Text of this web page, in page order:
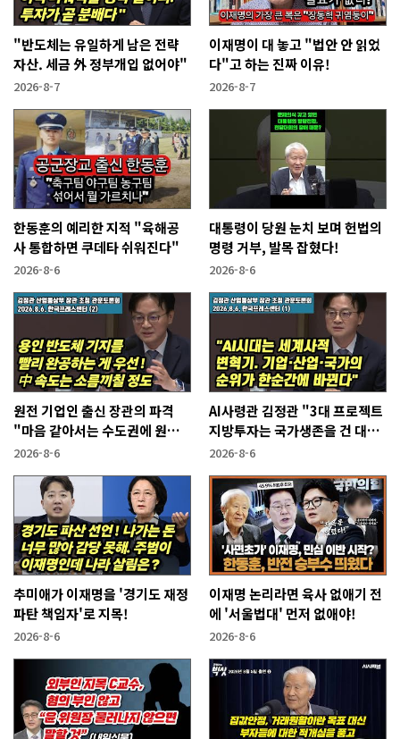
"반도체는 유일하게 남은 전략
자산. 세금 外 정부개입 없어야"
2026-8-7
이재명이 대 놓고 "법안 안 읽었
다"고 하는 진짜 이유!
2026-8-7
한동훈의 예리한 지적 "육해공
사 통합하면 쿠데타 쉬워진다"
2026-8-6
대통령이 당원 눈치 보며 헌법의
명령 거부, 발목 잡혔다!
2026-8-6
원전 기업인 출신 장관의 파격
"마음 같아서는 수도권에 원전
짓고싶다"
2026-8-6
AI사령관 김정관 "3대 프로젝트
지방투자는 국가생존을 건 대전
략"
2026-8-6
추미애가 이재명을 '경기도 재정
파탄 책임자'로 지목!
2026-8-6
이재명 논리라면 육사 없애기 전
에 '서울법대' 먼저 없애야!
2026-8-6